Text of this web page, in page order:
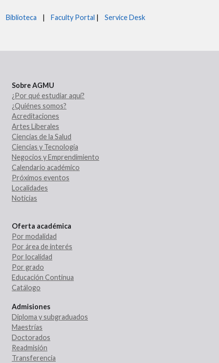
Biblioteca | Faculty Portal | Service Desk
Sobre AGMU
¿Por qué estudiar aquí?
¿Quiénes somos?
Acreditaciones
Artes Liberales
Ciencias de la Salud
Ciencias y Tecnología
Negocios y Emprendimiento
Calendario académico
Próximos eventos
Localidades
Noticias
Oferta académica
Por modalidad
Por área de interés
Por localidad
Por grado
Educación Continua
Catálogo
Admisiones
Diploma y subgraduados
Maestrías
Doctorados
Readmisión
Transferencia